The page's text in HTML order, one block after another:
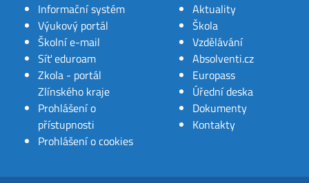
Informační systém
Výukový portál
Školní e-mail
Síť eduroam
Zkola - portál
Zlínského kraje
Prohlášení o
přístupnosti
Prohlášení o cookies
Aktuality
Škola
Vzdělávání
Absolventi.cz
Europass
Úřední deska
Dokumenty
Kontakty